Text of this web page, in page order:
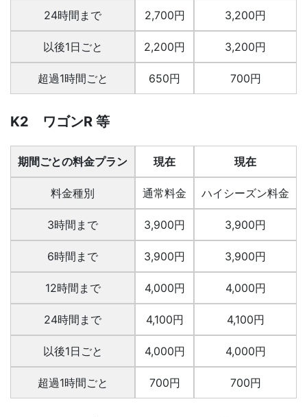
24時間まで
以後1日ごと
超過1時間ごと
2,700円
2,200円
650円
3,200円
3,200円
700円
K2 ワゴンR 等
期間ごとの料金プラン
料金種別
3時間まで
6時間まで
12時間まで
24時間まで
以後1日ごと
超過1時間ごと
現在
通常料金
3,900円
3,900円
4,000円
4,100円
4,000円
700円
現在
ハイシーズン料金
3,900円
3,900円
4,000円
4,100円
4,000円
700円